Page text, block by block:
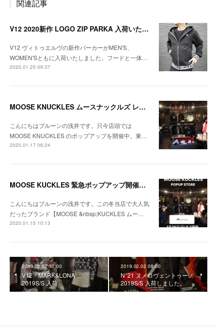
関連記事
V12 2020新作 LOGO ZIP PARKA 入荷いたしました！
V12 ヴィトゥエルヴの新作パーカーがMEN'S、
WOMEN'Sともに入荷いたしました。フードと一体…
2020.01.25 09:37
MOOSE KNUCKLES ムースナックルズ レディースモデルのご紹介
こんにちはブルーンの浅井です。只今店頭では
MOOSE KNUCKLES のポップアップを開催中。東…
2020.01.17 06:24
MOOSE KUCKLES 緊急ポップアップ開催のお知らせ
こんにちはブルーンの浅井です。この冬当店で大人気
だったブランド【MOOSE &nbsp;KUCKLES ムー…
2020.01.15 10:13
2019.02.07 11:00
V12・MARK&LONA
2019S/S 入荷
2019.02.02 08:00
N°21 ヌメロヴェントゥーノ
2019S/S 入荷しました。